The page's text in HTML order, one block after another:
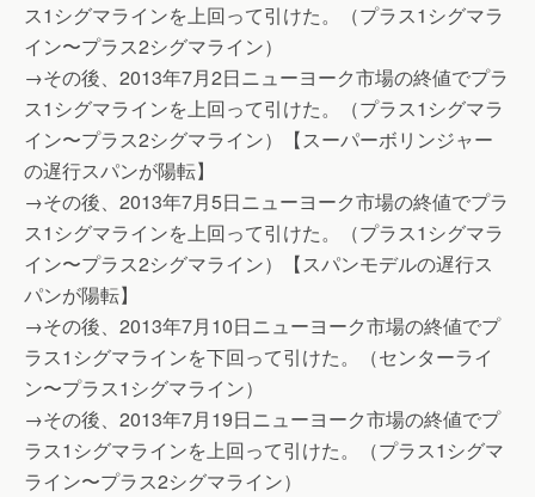
ス1シグマラインを上回って引けた。（プラス1シグマラ
イン〜プラス2シグマライン）
→その後、2013年7月2日ニューヨーク市場の終値でプラ
ス1シグマラインを上回って引けた。（プラス1シグマラ
イン〜プラス2シグマライン）【スーパーボリンジャー
の遅行スパンが陽転】
→その後、2013年7月5日ニューヨーク市場の終値でプラ
ス1シグマラインを上回って引けた。（プラス1シグマラ
イン〜プラス2シグマライン）【スパンモデルの遅行ス
パンが陽転】
→その後、2013年7月10日ニューヨーク市場の終値でプ
ラス1シグマラインを下回って引けた。（センターライ
ン〜プラス1シグマライン）
→その後、2013年7月19日ニューヨーク市場の終値でプ
ラス1シグマラインを上回って引けた。（プラス1シグマ
ライン〜プラス2シグマライン）